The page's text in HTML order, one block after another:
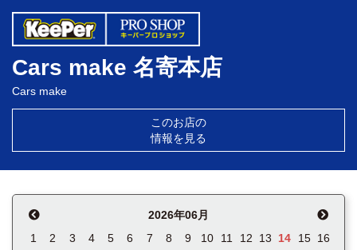
Cars make 名寄本店
Cars make
このお店の
情報を見る
2026年06月
1
2 3 4 5 6 7 8 9 10 11 12 13 14 15 16